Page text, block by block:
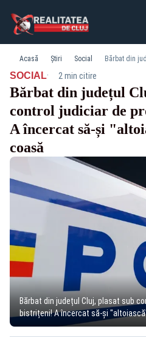
Acasă Știri Social
SOCIAL· 2 min citire
Bărbat din județul
control judiciar de
A încercat să-și
coasă
Bărbat din județul Cluj, plasat sub
bistrițeni! A încercat să-și